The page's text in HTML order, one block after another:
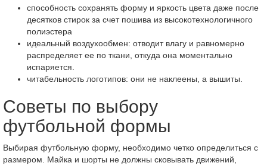
способность сохранять форму и яркость цвета даже после
десятков стирок за счет пошива из высокотехнологичного
полиэстера
идеальный воздухообмен: отводит влагу и равномерно
распределяет ее по ткани, откуда она моментально
испаряется.
читабельность логотипов: они не наклеены, а вышиты.
Советы по выбору
футбольной формы
Выбирая футбольную форму, необходимо четко определиться с
размером. Майка и шорты не должны сковывать движений,